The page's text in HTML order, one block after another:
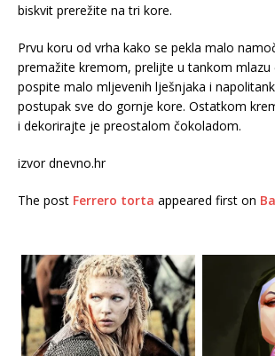
biskvit prerežite na tri kore.
Prvu koru od vrha kako se pekla malo
premažite kremom, prelijte u tankom mlazu
pospite malo mljevenih lješnjaka i
postupak sve do gornje kore. Ostatkom
i dekorirajte je preostalom čokoladom.
izvor dnevno.hr
The post Ferrero torta appeared first on